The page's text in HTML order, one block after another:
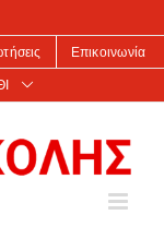
Επικοινωνία